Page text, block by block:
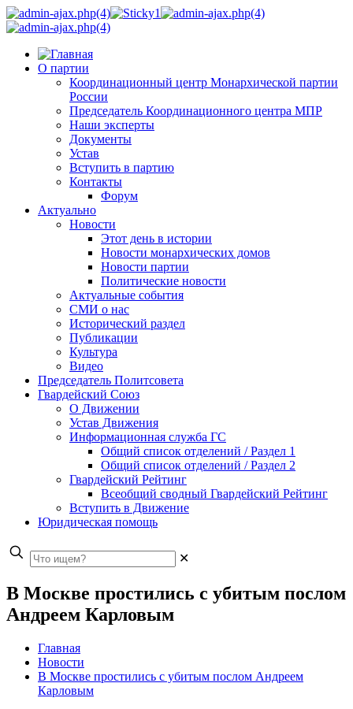
О партии
Координационный центр Монархической партии
России
Председатель Координационного центра МПР
Наши эксперты
Документы
Устав
Вступить в партию
Контакты
Форум
Актуально
Новости
Этот день в истории
Новости монархических домов
Новости партии
Политические новости
Актуальные события
СМИ о нас
Исторический раздел
Публикации
Культура
Видео
Председатель Политсовета
Гвардейский Союз
О Движении
Устав Движения
Информационная служба ГС
Общий список отделений / Раздел 1
Общий список отделений / Раздел 2
Гвардейский Рейтинг
Всеобщий сводный Гвардейский Рейтинг
Вступить в Движение
Юридическая помощь
✕
В Москве простились с убитым послом
Андреем Карловым
Главная
Новости
В Москве простились с убитым послом Андреем
Карловым